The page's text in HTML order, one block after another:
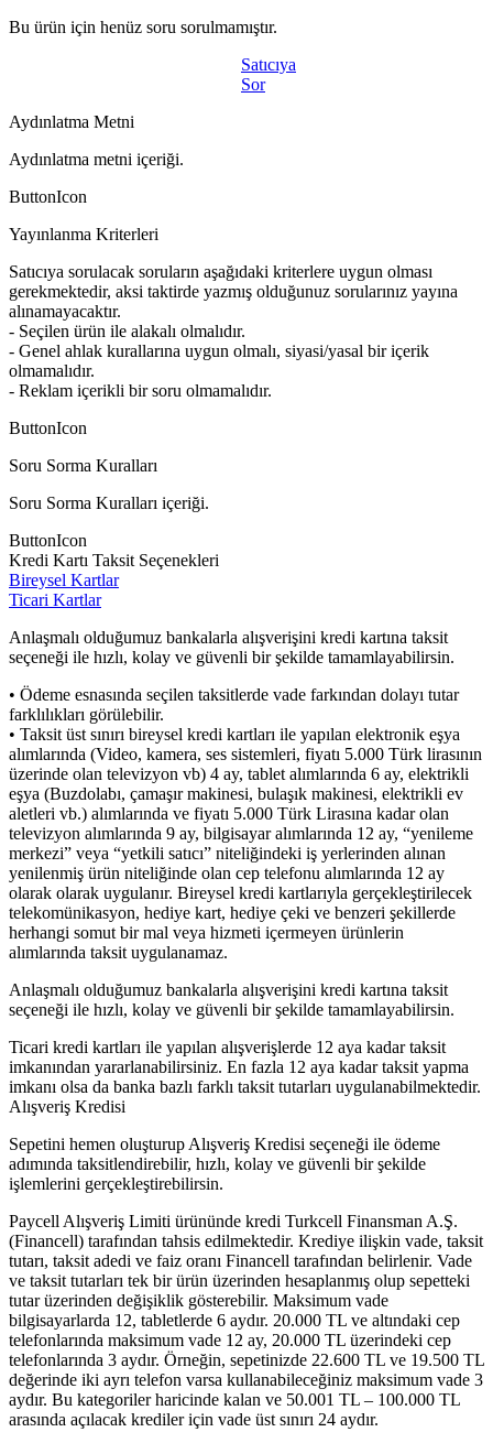
Bu ürün için henüz soru sorulmamıştır.
Satıcıya
Sor
Aydınlatma Metni
Aydınlatma metni içeriği.
ButtonIcon
Yayınlanma Kriterleri
Satıcıya sorulacak soruların aşağıdaki kriterlere uygun olması
gerekmektedir, aksi taktirde yazmış olduğunuz sorularınız yayına
alınamayacaktır.
- Seçilen ürün ile alakalı olmalıdır.
- Genel ahlak kurallarına uygun olmalı, siyasi/yasal bir içerik
olmamalıdır.
- Reklam içerikli bir soru olmamalıdır.
ButtonIcon
Soru Sorma Kuralları
Soru Sorma Kuralları içeriği.
ButtonIcon
Kredi Kartı Taksit Seçenekleri
Bireysel Kartlar
Ticari Kartlar
Anlaşmalı olduğumuz bankalarla alışverişini kredi kartına taksit
seçeneği ile hızlı, kolay ve güvenli bir şekilde tamamlayabilirsin.
• Ödeme esnasında seçilen taksitlerde vade farkından dolayı tutar
farklılıkları görülebilir.
• Taksit üst sınırı bireysel kredi kartları ile yapılan elektronik eşya
alımlarında (Video, kamera, ses sistemleri, fiyatı 5.000 Türk lirasının
üzerinde olan televizyon vb) 4 ay, tablet alımlarında 6 ay, elektrikli
eşya (Buzdolabı, çamaşır makinesi, bulaşık makinesi, elektrikli ev
aletleri vb.) alımlarında ve fiyatı 5.000 Türk Lirasına kadar olan
televizyon alımlarında 9 ay, bilgisayar alımlarında 12 ay, “yenileme
merkezi” veya “yetkili satıcı” niteliğindeki iş yerlerinden alınan
yenilenmiş ürün niteliğinde olan cep telefonu alımlarında 12 ay
olarak olarak uygulanır. Bireysel kredi kartlarıyla gerçekleştirilecek
telekomünikasyon, hediye kart, hediye çeki ve benzeri şekillerde
herhangi somut bir mal veya hizmeti içermeyen ürünlerin
alımlarında taksit uygulanamaz.
Anlaşmalı olduğumuz bankalarla alışverişini kredi kartına taksit
seçeneği ile hızlı, kolay ve güvenli bir şekilde tamamlayabilirsin.
Ticari kredi kartları ile yapılan alışverişlerde 12 aya kadar taksit
imkanından yararlanabilirsiniz. En fazla 12 aya kadar taksit yapma
imkanı olsa da banka bazlı farklı taksit tutarları uygulanabilmektedir.
Alışveriş Kredisi
Sepetini hemen oluşturup Alışveriş Kredisi seçeneği ile ödeme
adımında taksitlendirebilir, hızlı, kolay ve güvenli bir şekilde
işlemlerini gerçekleştirebilirsin.
Paycell Alışveriş Limiti ürününde kredi Turkcell Finansman A.Ş.
(Financell) tarafından tahsis edilmektedir. Krediye ilişkin vade, taksit
tutarı, taksit adedi ve faiz oranı Financell tarafından belirlenir. Vade
ve taksit tutarları tek bir ürün üzerinden hesaplanmış olup sepetteki
tutar üzerinden değişiklik gösterebilir. Maksimum vade
bilgisayarlarda 12, tabletlerde 6 aydır. 20.000 TL ve altındaki cep
telefonlarında maksimum vade 12 ay, 20.000 TL üzerindeki cep
telefonlarında 3 aydır. Örneğin, sepetinizde 22.600 TL ve 19.500 TL
değerinde iki ayrı telefon varsa kullanabileceğiniz maksimum vade 3
aydır. Bu kategoriler haricinde kalan ve 50.001 TL – 100.000 TL
arasında açılacak krediler için vade üst sınırı 24 aydır.